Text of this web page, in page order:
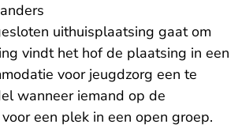
uithuisplaatsing gaat om
vindt het hof de plaatsing in een
voor jeugdzorg een te
wanneer iemand op de
een plek in een open groep.